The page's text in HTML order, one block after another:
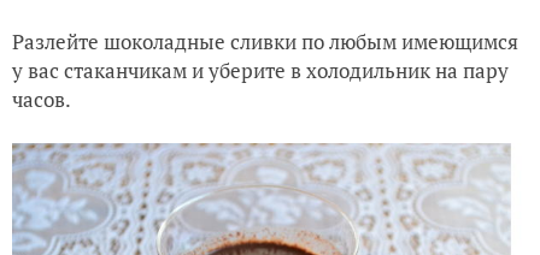
Разлейте шоколадные сливки по любым имеющимся
у вас стаканчикам и уберите в холодильник на пару
часов.